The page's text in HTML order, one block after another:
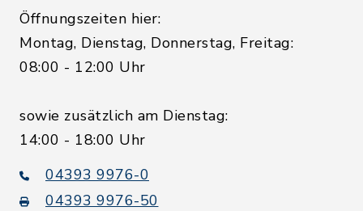
Öffnungszeiten hier:
Montag, Dienstag, Donnerstag, Freitag:
08:00 - 12:00 Uhr
sowie zusätzlich am Dienstag:
14:00 - 18:00 Uhr
04393 9976-0
04393 9976-50